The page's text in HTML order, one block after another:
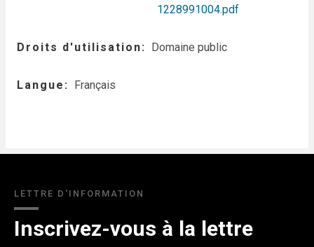
1228991004.pdf
Droits d'utilisation Domaine public
Langue Français
LETTRE D'INFORMATION
Inscrivez-vous à la lettre